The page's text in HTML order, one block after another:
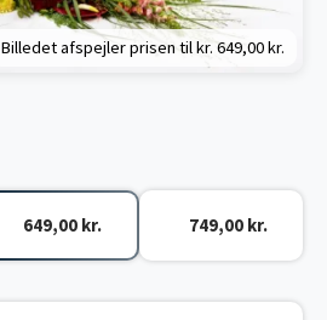
Billedet afspejler prisen til kr. 649,00 kr.
649,00 kr. 749,00 kr.